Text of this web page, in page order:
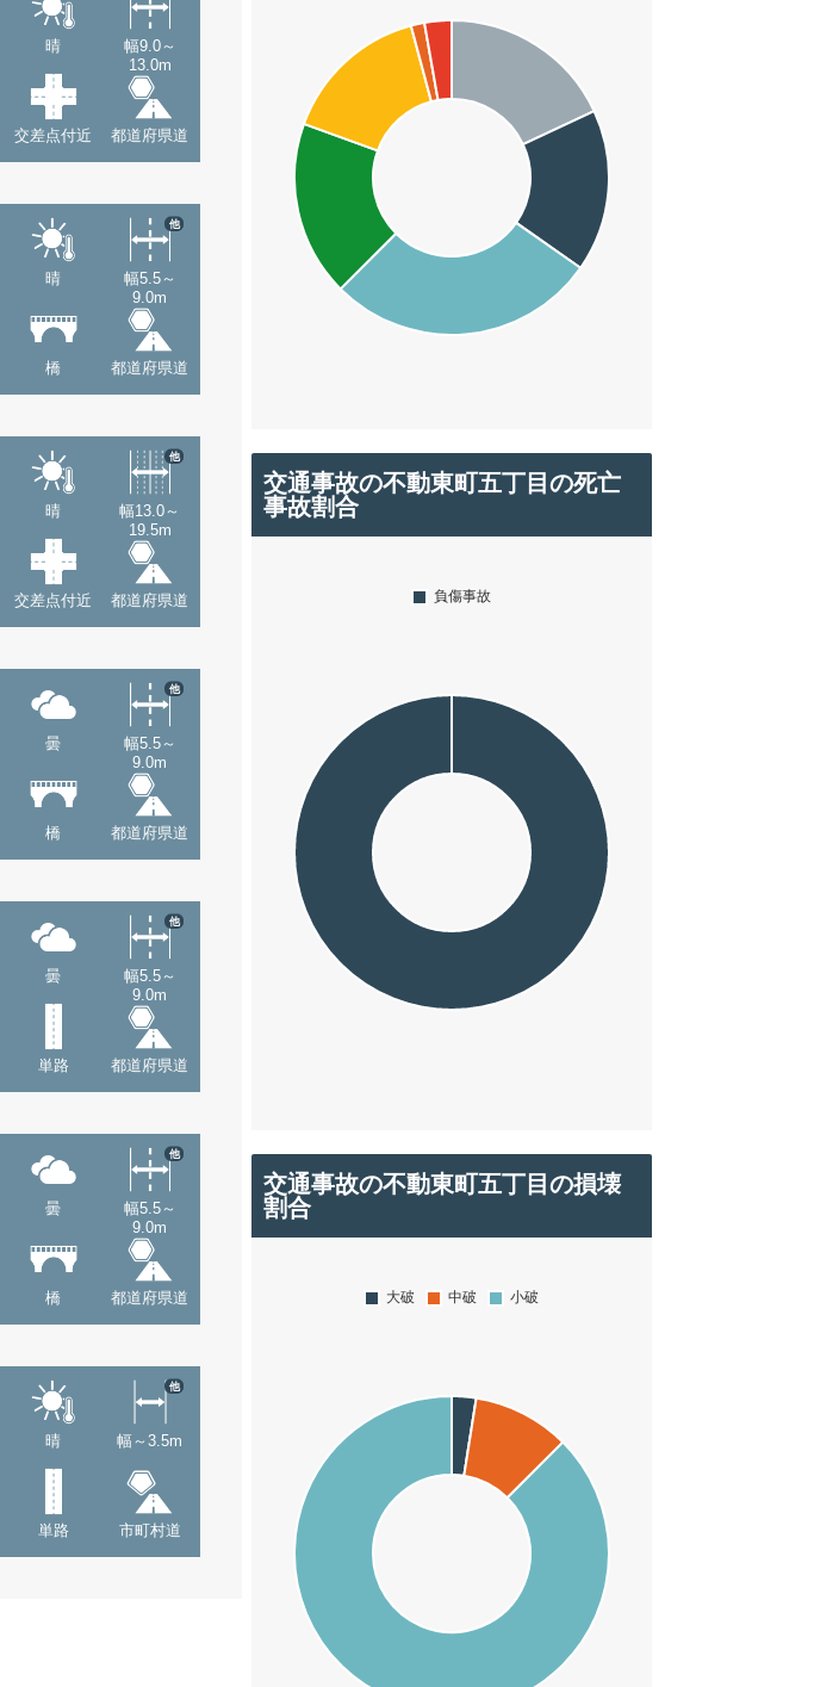
晴
幅9.0～
13.0m
交差点付近 都道府県道
晴
幅5.5～
9.0m
他
橋 都道府県道
晴
幅13.0～
19.5m
他
交差点付近 都道府県道
曇
幅5.5～
9.0m
他
橋 都道府県道
曇
幅5.5～
9.0m
他
単路 都道府県道
曇
幅5.5～
9.0m
他
橋 都道府県道
晴 幅～3.5m
他
単路 市町村道
交通事故の不動東町五丁目の死亡
事故割合
交通事故の不動東町五丁目の損壊
割合